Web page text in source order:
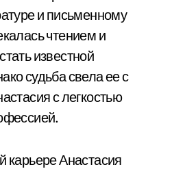
и письменному
чтением и
известной
судьба свела ее с
с легкостью
карьере Анастасия